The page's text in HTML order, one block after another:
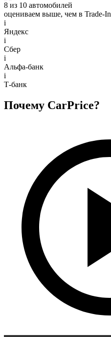
8 из 10 автомобилей
оцениваем выше, чем в Trade‑In
i
Яндекс
i
Сбер
i
Альфа-банк
i
Т-банк
Почему CarPrice?